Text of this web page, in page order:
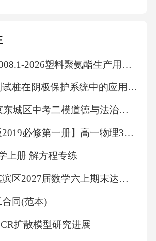
GB/T 12008.1-2026塑料聚氨酯生产用聚醚多元醇第1部分：命名系统
不锈钢测试桩在阴极保护系统中的应用与技术要点
2026北京东城区中考二模道德与法治试卷（文字版含答案）
【人教版2019必修第一册】高一物理3牛顿第三定律（教学设计）教案
上册 解方程专练
鹤壁市淇滨区2027届数学六上期末达标测试试题含解析
同(范本)
扩散模型研究进展